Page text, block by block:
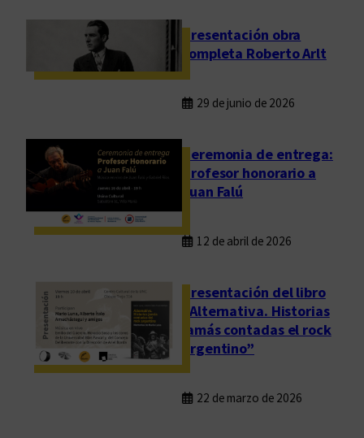
Presentación obra
completa Roberto Arlt
29 de junio de 2026
Ceremonia de entrega:
Profesor honorario a
Juan Falú
12 de abril de 2026
Presentación del libro
“Alternativa. Historias
jamás contadas el rock
argentino”
22 de marzo de 2026